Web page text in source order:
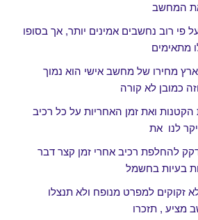
את המחשב
פי רוב נחשבים אמינים יותר, אך בסופו
מתאימים
מחירו של מחשב אישי הוא נמוך
כמובן לא קורה
הקטנות ואת זמן האחריות על כל רכיב
לנו את
להחלפת רכיב אחרי זמן קצר דבר
בעיות בחשמל
זקוקים למפרט מנופח ולא תנצלו
מציע , תזכרו